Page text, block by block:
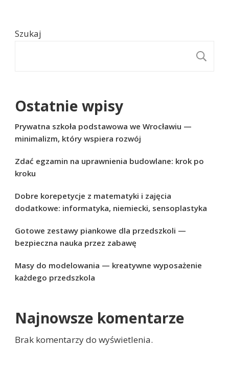
Szukaj
Ostatnie wpisy
Prywatna szkoła podstawowa we Wrocławiu —
minimalizm, który wspiera rozwój
Zdać egzamin na uprawnienia budowlane: krok po
kroku
Dobre korepetycje z matematyki i zajęcia
dodatkowe: informatyka, niemiecki, sensoplastyka
Gotowe zestawy piankowe dla przedszkoli —
bezpieczna nauka przez zabawę
Masy do modelowania — kreatywne wyposażenie
każdego przedszkola
Najnowsze komentarze
Brak komentarzy do wyświetlenia.